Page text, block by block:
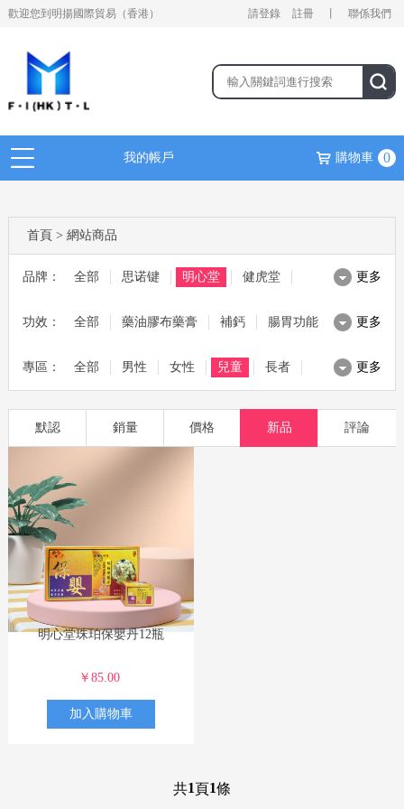
歡迎您到明揚國際貿易（香港） 請登錄 註冊 聯係我們
我的帳戶 購物車 0
首頁 > 網站商品
品牌： 全部 思诺键 明心堂 健虎堂
麥林 MAGLIN 茱比 JUBEE 健熙堂
日本野原 ALN 腸胃寶 寶源堂
欧明记
更多
功效： 全部 藥油膠布藥膏 補鈣 腸胃功能
滋補湯料 美容美妝 綜合保健
功能藥品 食品
更多
專區： 全部 男性 女性 兒童 長者
滋補 孕嬰 洗護 美妝
更多
默認 銷量 價格 新品 評論
明心堂珠珀保嬰丹12瓶
￥85.00
加入購物車
共1頁1條